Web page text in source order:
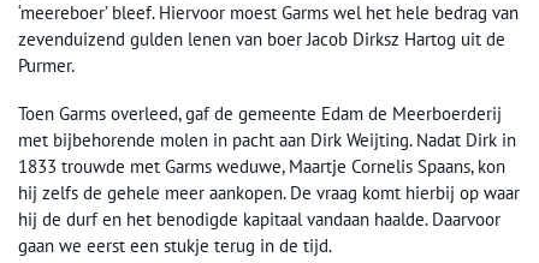
‘meereboer’ bleef. Hiervoor moest Garms wel het hele bedrag van
zevenduizend gulden lenen van boer Jacob Dirksz Hartog uit de
Purmer.
Toen Garms overleed, gaf de gemeente Edam de Meerboerderij
met bijbehorende molen in pacht aan Dirk Weijting. Nadat Dirk in
1833 trouwde met Garms weduwe, Maartje Cornelis Spaans, kon
hij zelfs de gehele meer aankopen. De vraag komt hierbij op waar
hij de durf en het benodigde kapitaal vandaan haalde. Daarvoor
gaan we eerst een stukje terug in de tijd.